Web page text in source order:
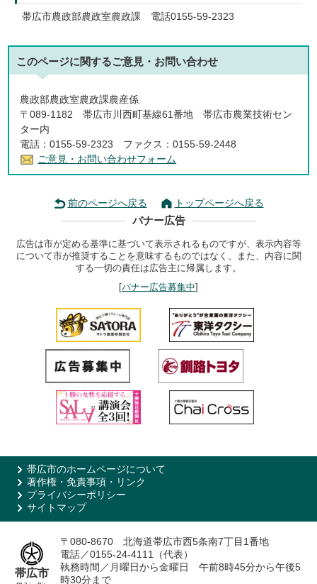
帯広市農政部農政室農政課 電話0155-59-2323
このページに関するご意見・お問い合わせ
農政部農政室農政課農産係
〒089-1182 帯広市川西町基線61番地 帯広市農業技術セン
ター内
電話：0155-59-2323 ファクス：0155-59-2448
ご意見・お問い合わせフォーム
前のページへ戻る トップページへ戻る
バナー広告
広告は市が定める基準に基づいて表示されるものですが、表示内容等
について市が推奨することを意味するものではなく、また、内容に関
する一切の責任は広告主に帰属します。
[バナー広告募集中]
帯広市のホームページについて
著作権・免責事項・リンク
プライバシーポリシー
サイトマップ
帯広市
〒080-8670 北海道帯広市西5条南7丁目1番地
電話／0155-24-4111（代表）
執務時間／月曜日から金曜日 午前8時45分から午後5
時30分まで